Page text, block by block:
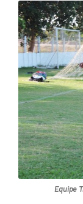
Equipe